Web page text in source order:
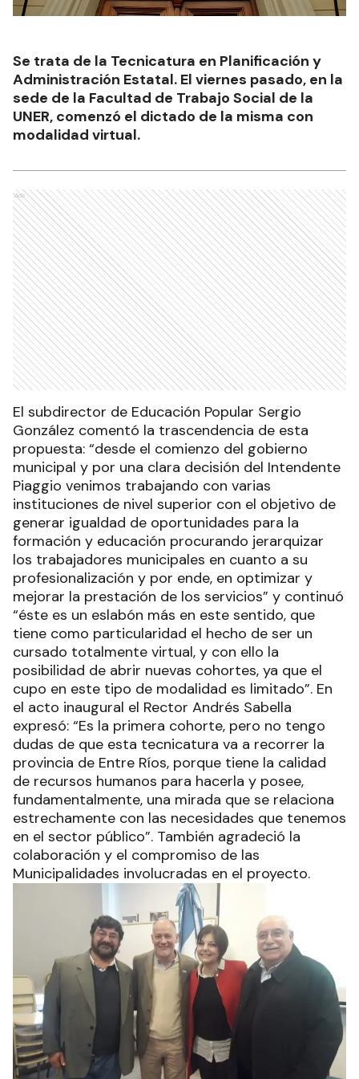
Se trata de la Tecnicatura en Planificación y
Administración Estatal. El viernes pasado, en la
sede de la Facultad de Trabajo Social de la
UNER, comenzó el dictado de la misma con
modalidad virtual.
Ads
El subdirector de Educación Popular Sergio
González comentó la trascendencia de esta
propuesta: “desde el comienzo del gobierno
municipal y por una clara decisión del Intendente
Piaggio venimos trabajando con varias
instituciones de nivel superior con el objetivo de
generar igualdad de oportunidades para la
formación y educación procurando jerarquizar
los trabajadores municipales en cuanto a su
profesionalización y por ende, en optimizar y
mejorar la prestación de los servicios” y continuó
“éste es un eslabón más en este sentido, que
tiene como particularidad el hecho de ser un
cursado totalmente virtual, y con ello la
posibilidad de abrir nuevas cohortes, ya que el
cupo en este tipo de modalidad es limitado”. En
el acto inaugural el Rector Andrés Sabella
expresó: “Es la primera cohorte, pero no tengo
dudas de que esta tecnicatura va a recorrer la
provincia de Entre Ríos, porque tiene la calidad
de recursos humanos para hacerla y posee,
fundamentalmente, una mirada que se relaciona
estrechamente con las necesidades que tenemos
en el sector público”. También agradeció la
colaboración y el compromiso de las
Municipalidades involucradas en el proyecto.